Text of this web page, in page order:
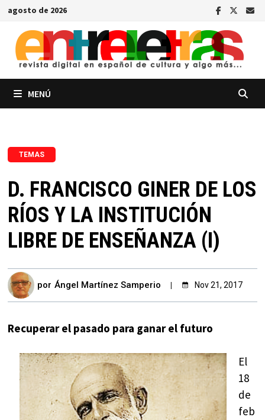
Saltar
contenido
agosto de 2026
MENÚ
TEMAS
D. FRANCISCO GINER DE LOS
RÍOS Y LA INSTITUCIÓN
LIBRE DE ENSEÑANZA (I)
por Ángel Martínez Samperio Nov 21, 2017
Recuperar el pasado para ganar el futuro
El
18
de
feb